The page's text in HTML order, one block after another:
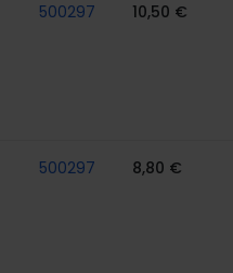
500297 10,50 €
500297 8,80 €